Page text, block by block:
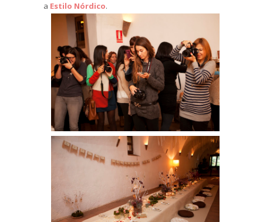
a Estilo Nórdico.